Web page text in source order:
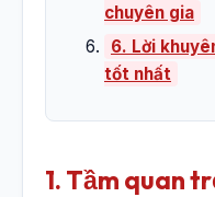
chuyên gia
6. Lời
tốt nhất
1. Tầm quan